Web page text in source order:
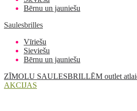
Bērnu un jauniešu
Saulesbrilles
Vīriešu
Sieviešu
Bērnu un jauniešu
ZĪMOLU SAULESBRILLĒM outlet
AKCIJAS